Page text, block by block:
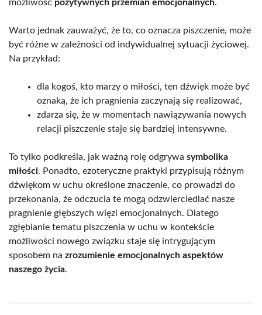
możliwość pozytywnych przemian emocjonalnych.
Warto jednak zauważyć, że to, co oznacza piszczenie, może
być różne w zależności od indywidualnej sytuacji życiowej.
Na przykład:
dla kogoś, kto marzy o miłości, ten dźwięk może być
oznaką, że ich pragnienia zaczynają się realizować,
zdarza się, że w momentach nawiązywania nowych
relacji piszczenie staje się bardziej intensywne.
To tylko podkreśla, jak ważną rolę odgrywa symbolika
miłości. Ponadto, ezoteryczne praktyki przypisują różnym
dźwiękom w uchu określone znaczenie, co prowadzi do
przekonania, że odczucia te mogą odzwierciedlać nasze
pragnienie głębszych więzi emocjonalnych. Dlatego
zgłębianie tematu piszczenia w uchu w kontekście
możliwości nowego związku staje się intrygującym
sposobem na zrozumienie emocjonalnych aspektów
naszego życia.